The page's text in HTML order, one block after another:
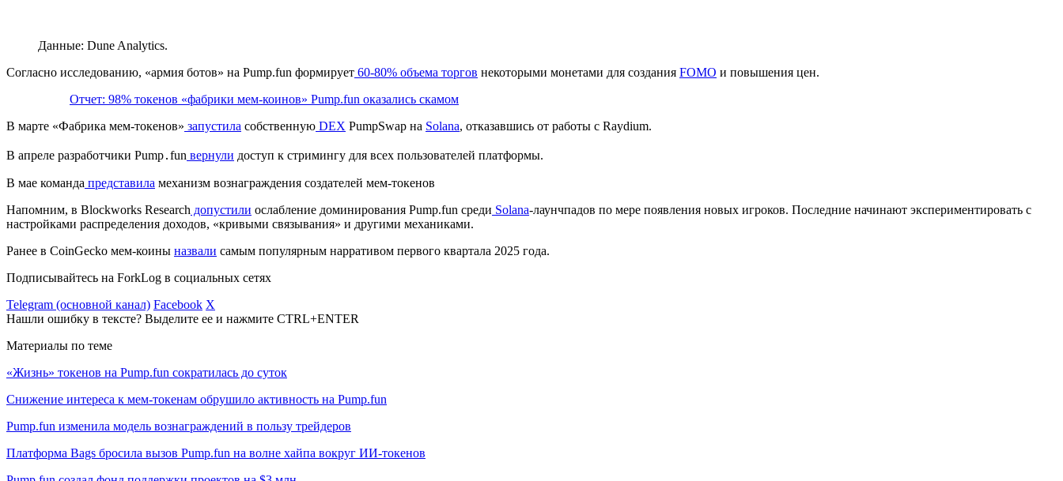
Данные: Dune Analytics.
Согласно исследованию, «армия ботов» на Pump.fun формирует 60-80% объема торгов некоторыми монетами для создания FOMO и повышения цен.
Отчет: 98% токенов «фабрики мем-коинов» Pump.fun оказались скамом
В марте «Фабрика мем-токенов» запустила собственную DEX PumpSwap на Solana, отказавшись от работы с Raydium.
В апреле разработчики Pump․fun вернули доступ к стримингу для всех пользователей платформы.
В мае команда представила механизм вознаграждения создателей мем-токенов
Напомним, в Blockworks Research допустили ослабление доминирования Pump.fun среди Solana-лаунчпадов по мере появления новых игроков. Последние начинают экспериментировать с
настройками распределения доходов, «кривыми связывания» и другими механиками.
Ранее в CoinGecko мем-коины назвали самым популярным нарративом первого квартала 2025 года.
Подписывайтесь на ForkLog в социальных сетях
Telegram (основной канал) Facebook X
Нашли ошибку в тексте? Выделите ее и нажмите CTRL+ENTER
Материалы по теме
«Жизнь» токенов на Pump.fun сократилась до суток
Снижение интереса к мем-токенам обрушило активность на Pump.fun
Pump.fun изменила модель вознаграждений в пользу трейдеров
Платформа Bags бросила вызов Pump.fun на волне хайпа вокруг ИИ-токенов